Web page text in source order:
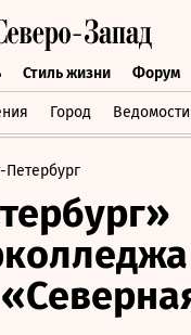
Стиль жизни Форум
Город
Стиль жизни
Петербург